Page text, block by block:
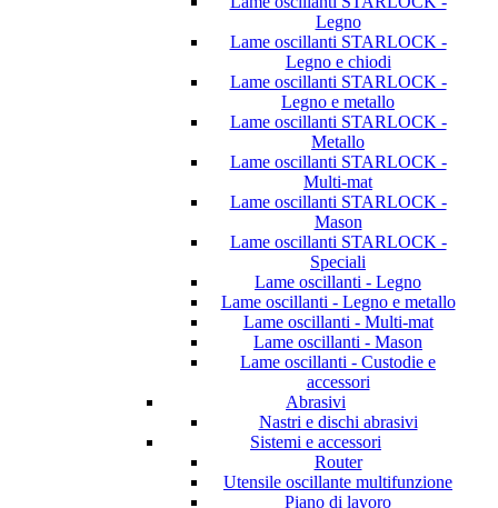
Legno
Lame oscillanti STARLOCK -
Legno e chiodi
Lame oscillanti STARLOCK -
Legno e metallo
Lame oscillanti STARLOCK -
Metallo
Lame oscillanti STARLOCK -
Multi-mat
Lame oscillanti STARLOCK -
Mason
Lame oscillanti STARLOCK -
Speciali
Lame oscillanti - Legno
Lame oscillanti - Legno e metallo
Lame oscillanti - Multi-mat
Lame oscillanti - Mason
Lame oscillanti - Custodie e
accessori
Abrasivi
Nastri e dischi abrasivi
Sistemi e accessori
Router
Utensile oscillante multifunzione
Piano di lavoro